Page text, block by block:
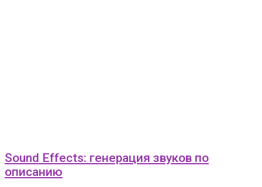
Sound Effects: генерация звуков по
описанию